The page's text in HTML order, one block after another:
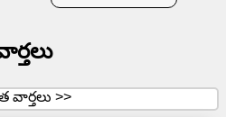
వార్తలు >>